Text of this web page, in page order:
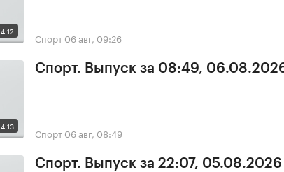
4:12 Спорт 06 авг, 09:26
4:13
Спорт. Выпуск за 08:49,
Спорт 06 авг, 08:49
Спорт. Выпуск за 22:07, 05.08.2026